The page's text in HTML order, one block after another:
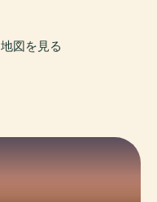
地図を見る